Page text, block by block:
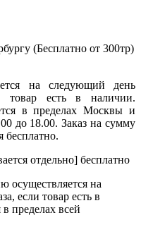
(Бесплатно от 300тр)
на следующий день
товар есть в наличии.
в пределах Москвы и
до 18.00. Заказ на сумму
бесплатно.
отдельно] бесплатно
осуществляется на
если товар есть в
пределах всей